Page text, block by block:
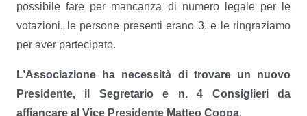
possibile fare per mancanza di numero legale per le
votazioni, le persone presenti erano 3, e le ringraziamo
per aver partecipato.
L’Associazione ha necessità di trovare un nuovo
Presidente, il Segretario e n. 4 Consiglieri da
affiancare al Vice Presidente Matteo Coppa.